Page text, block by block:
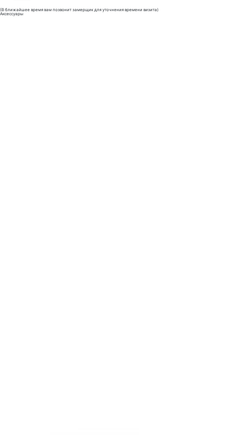
(В ближайшее время вам позвонит замерщик для уточнения времени визита)
Аксессуары